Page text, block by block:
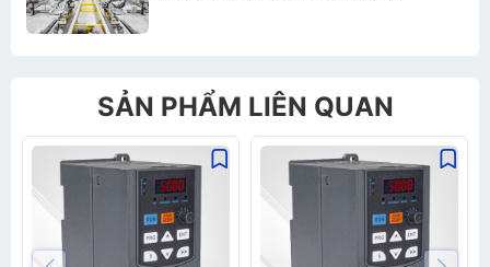
SẢN PHẨM LIÊN QUAN